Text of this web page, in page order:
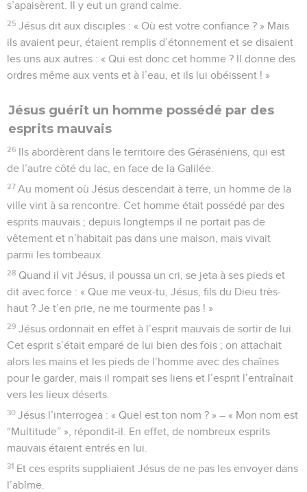
s’apaisèrent. Il y eut un grand calme.
25 Jésus dit aux disciples : « Où est votre confiance ? » Mais
ils avaient peur, étaient remplis d’étonnement et se disaient
les uns aux autres : « Qui est donc cet homme ? Il donne des
ordres même aux vents et à l’eau, et ils lui obéissent ! »
Jésus guérit un homme possédé par des
esprits mauvais
26 Ils abordèrent dans le territoire des Géraséniens, qui est
de l’autre côté du lac, en face de la Galilée.
27 Au moment où Jésus descendait à terre, un homme de la
ville vint à sa rencontre. Cet homme était possédé par des
esprits mauvais ; depuis longtemps il ne portait pas de
vêtement et n’habitait pas dans une maison, mais vivait
parmi les tombeaux.
28 Quand il vit Jésus, il poussa un cri, se jeta à ses pieds et
dit avec force : « Que me veux-tu, Jésus, fils du Dieu très-
haut ? Je t’en prie, ne me tourmente pas ! »
29 Jésus ordonnait en effet à l’esprit mauvais de sortir de lui.
Cet esprit s’était emparé de lui bien des fois ; on attachait
alors les mains et les pieds de l’homme avec des chaînes
pour le garder, mais il rompait ses liens et l’esprit l’entraînait
vers les lieux déserts.
30 Jésus l’interrogea : « Quel est ton nom ? » – « Mon nom est
“Multitude” », répondit-il. En effet, de nombreux esprits
mauvais étaient entrés en lui.
31 Et ces esprits suppliaient Jésus de ne pas les envoyer dans
l’abîme.